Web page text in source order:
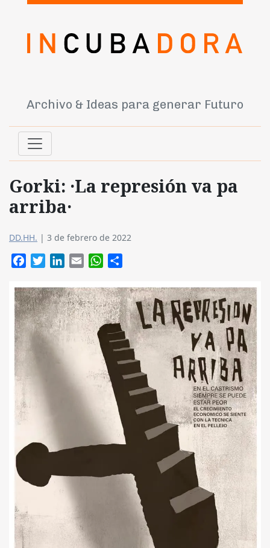
Archivo & Ideas para generar Futuro
Gorki: ·La represión va pa
arriba·
DD.HH. | 3 de febrero de 2022
FacebookTwitterLinkedIn
Email WhatsApp